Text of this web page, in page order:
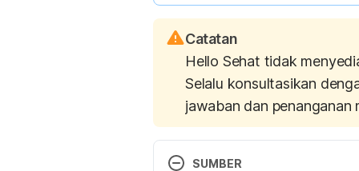
Catatan
Hello Sehat tidak
Selalu konsultasikan
jawaban dan penanganan
SUMBER